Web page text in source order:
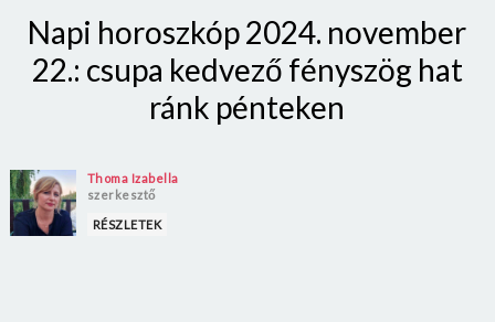
Napi horoszkóp 2024. november
22.: csupa kedvező fényszög hat
ránk pénteken
Thoma Izabella
szerkesztő
RÉSZLETEK